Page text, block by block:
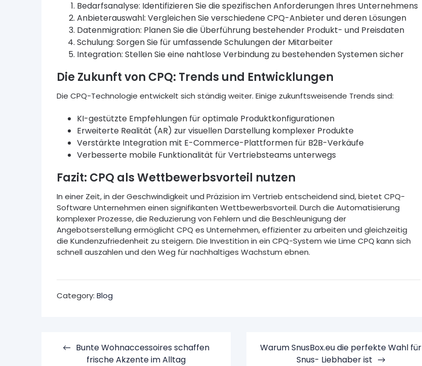
Bedarfsanalyse: Identifizieren Sie die spezifischen Anforderungen Ihres Unternehmens
Anbieterauswahl: Vergleichen Sie verschiedene CPQ-Anbieter und deren Lösungen
Datenmigration: Planen Sie die Überführung bestehender Produkt- und Preisdaten
Schulung: Sorgen Sie für umfassende Schulungen der Mitarbeiter
Integration: Stellen Sie eine nahtlose Verbindung zu bestehenden Systemen sicher
Die Zukunft von CPQ: Trends und Entwicklungen
Die CPQ-Technologie entwickelt sich ständig weiter. Einige zukunftsweisende Trends sind:
KI-gestützte Empfehlungen für optimale Produktkonfigurationen
Erweiterte Realität (AR) zur visuellen Darstellung komplexer Produkte
Verstärkte Integration mit E-Commerce-Plattformen für B2B-Verkäufe
Verbesserte mobile Funktionalität für Vertriebsteams unterwegs
Fazit: CPQ als Wettbewerbsvorteil nutzen
In einer Zeit, in der Geschwindigkeit und Präzision im Vertrieb entscheidend sind, bietet CPQ-
Software Unternehmen einen signifikanten Wettbewerbsvorteil. Durch die Automatisierung
komplexer Prozesse, die Reduzierung von Fehlern und die Beschleunigung der
Angebotserstellung ermöglicht CPQ es Unternehmen, effizienter zu arbeiten und gleichzeitig
die Kundenzufriedenheit zu steigern. Die Investition in ein CPQ-System wie Lime CPQ kann sich
schnell auszahlen und den Weg für nachhaltiges Wachstum ebnen.
Category: Blog
Bunte Wohnaccessoires schaffen
frische Akzente im Alltag
Warum SnusBox.eu die perfekte Wahl für
Snus- Liebhaber ist